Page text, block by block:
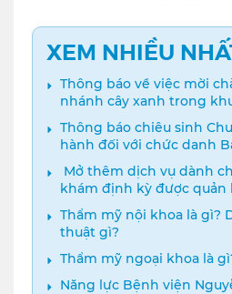
XEM NHIỀU
Thông báo về việc mời
nhánh cây xanh trong
Thông báo chiêu sinh
hành đối với chức danh
dưỡng năm 2024
Mở thêm dịch vụ dành
khám định kỳ được quản
Thẩm mỹ nội khoa là gì?
thuật gì?
Thẩm mỹ ngoại khoa là
Năng lực Bệnh viện